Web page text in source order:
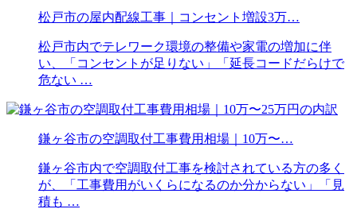
松戸市の屋内配線工事｜コンセント増設3万…
松戸市内でテレワーク環境の整備や家電の増加に伴
い、「コンセントが足りない」「延長コードだらけで
危ない …
鎌ヶ谷市の空調取付工事費用相場｜10万〜…
鎌ヶ谷市内で空調取付工事を検討されている方の多く
が、「工事費用がいくらになるのか分からない」「見
積も …